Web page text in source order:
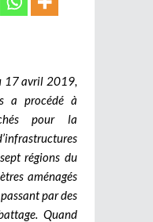
17 avril 2019,
a procédé à
pour la
régions du
aménagés
par des
Quand